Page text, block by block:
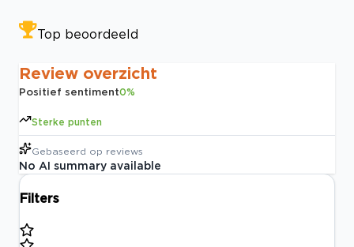
Top beoordeeld
Review overzicht
Positief sentiment0%
Sterke punten
Gebaseerd op reviews
No AI summary available
Filters